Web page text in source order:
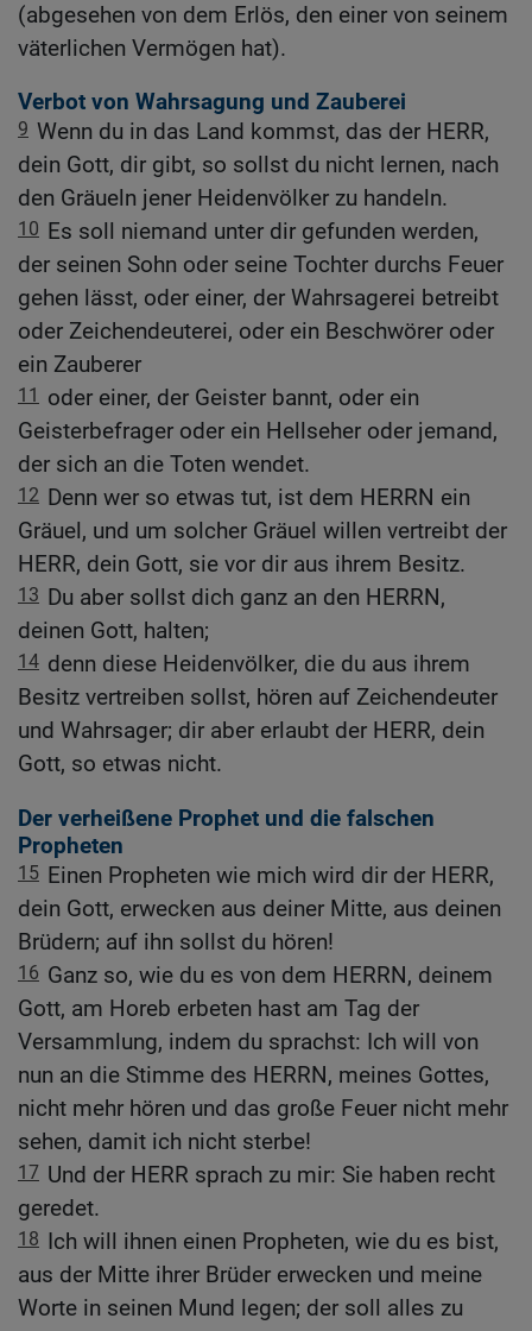
(abgesehen von dem Erlös, den einer von seinem
väterlichen Vermögen hat).
Verbot von Wahrsagung und Zauberei
9 Wenn du in das Land kommst, das der HERR,
dein Gott, dir gibt, so sollst du nicht lernen, nach
den Gräueln jener Heidenvölker zu handeln.
10 Es soll niemand unter dir gefunden werden,
der seinen Sohn oder seine Tochter durchs Feuer
gehen lässt, oder einer, der Wahrsagerei betreibt
oder Zeichendeuterei, oder ein Beschwörer oder
ein Zauberer
11
oder einer, der Geister bannt, oder ein
Geisterbefrager oder ein Hellseher oder jemand,
der sich an die Toten wendet.
12 Denn wer so etwas tut, ist dem HERRN ein
Gräuel, und um solcher Gräuel willen vertreibt der
HERR, dein Gott, sie vor dir aus ihrem Besitz.
13 Du aber sollst dich ganz an den HERRN,
deinen Gott, halten;
14 denn diese Heidenvölker, die du aus ihrem
Besitz vertreiben sollst, hören auf Zeichendeuter
und Wahrsager; dir aber erlaubt der HERR, dein
Gott, so etwas nicht.
Der verheißene Prophet und die falschen
Propheten
15 Einen Propheten wie mich wird dir der HERR,
dein Gott, erwecken aus deiner Mitte, aus deinen
Brüdern; auf ihn sollst du hören!
16 Ganz so, wie du es von dem HERRN, deinem
Gott, am Horeb erbeten hast am Tag der
Versammlung, indem du sprachst: Ich will von
nun an die Stimme des HERRN, meines Gottes,
nicht mehr hören und das große Feuer nicht mehr
sehen, damit ich nicht sterbe!
17 Und der HERR sprach zu mir: Sie haben recht
geredet.
18 Ich will ihnen einen Propheten, wie du es bist,
aus der Mitte ihrer Brüder erwecken und meine
Worte in seinen Mund legen; der soll alles zu